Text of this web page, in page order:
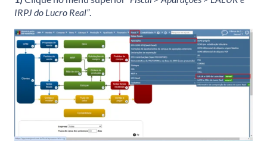
IRPJ do Lucro Real”.